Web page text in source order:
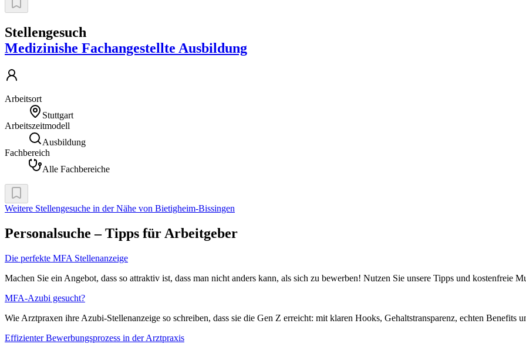
Stellengesuch
Medizinishe Fachangestellte Ausbildung
Arbeitsort
Stuttgart
Arbeitszeitmodell
Ausbildung
Fachbereich
Alle Fachbereiche
Weitere Stellengesuche in der Nähe von Bietigheim-Bissingen
Personalsuche – Tipps für Arbeitgeber
Die perfekte MFA Stellenanzeige
Machen Sie ein Angebot, dass so attraktiv ist, dass man nicht anders kann, als sich zu bewerben! Nutzen Sie unsere Tipps und kostenfreie
MFA-Azubi gesucht?
Wie Arztpraxen ihre Azubi-Stellenanzeige so schreiben, dass sie die Gen Z erreicht: mit klaren Hooks, Gehaltstransparenz, echten Benefits
Effizienter Bewerbungsprozess in der Arztpraxis